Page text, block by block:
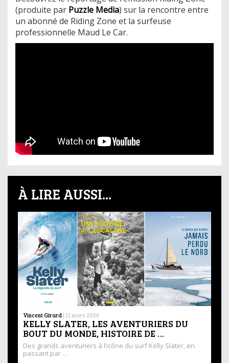
(produite par Puzzle Media) sur la rencontre entre
un abonné de Riding Zone et la surfeuse
professionnelle Maud Le Car.
À LIRE AUSSI...
Vincent Girard | 11 mars 2026
KELLY SLATER, LES AVENTURIERS DU
BOUT DU MONDE, HISTOIRE DE …
Des grands aventuriers à l’icône du surf Kelly Slater, en
passant par …